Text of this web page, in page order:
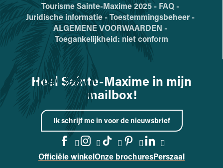
Tourisme Sainte-Maxime 2025 - FAQ -
Juridische informatie -Toestemmingsbeheer -
ALGEMENE VOORWAARDEN -
Toegankelijkheid: niet conform
Heel Sainte-Maxime in mijn
mailbox!
Ik schrijf me in voor de nieuwsbrief
Naar de Facebook-pagina
Naar de Instagram-
Naar de TikTok-
Naar deNaar de
Officiële winkelOnze brochuresPerszaal